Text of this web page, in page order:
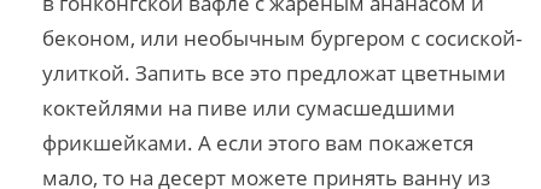
беконом, или необычным бургером с сосиской-
улиткой. Запить все это предложат цветными
коктейлями на пиве или сумасшедшими
фрикшейками. А если этого вам покажется
мало, то на десерт можете принять ванну из